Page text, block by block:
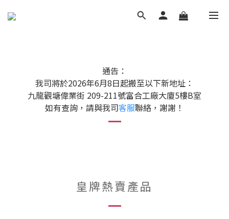
通告：
我司將於2026年6月8日起搬至以下新地址：
九龍觀塘偉業街 209-211號富合工廠大廈5樓B室
如有查詢，請與我司客服聯絡，謝謝！
皇牌熱賣產品